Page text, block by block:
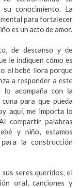
conocimiento. La
para fortalecer
es un acto de amor.
de descanso y de
le indiquen cómo es
el bebé llora porque
a responder a este
lo acompaña con la
para que pueda
aquí, me importa lo
compartir palabras
y niño, estamos
la construcción
seres queridos, el
oral, canciones y